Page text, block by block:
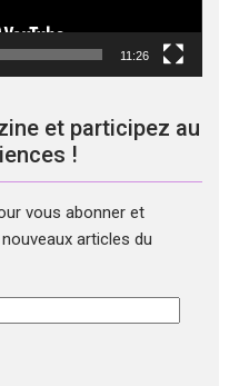
11:26
et participez au
!
vous abonner et
articles du